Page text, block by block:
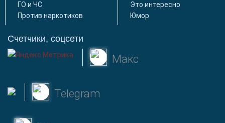
ГО и ЧС
Против наркотиков
Это интересно
Юмор
Счетчики, соцсети
Макс
Telegram